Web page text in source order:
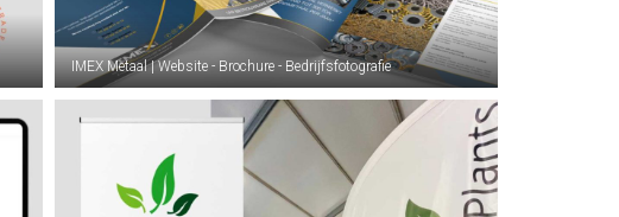
IMEX Metaal | Website - Brochure - Bedrijfsfotografie